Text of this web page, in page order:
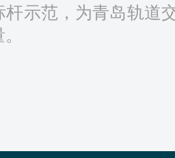
杆示范，为青岛轨道